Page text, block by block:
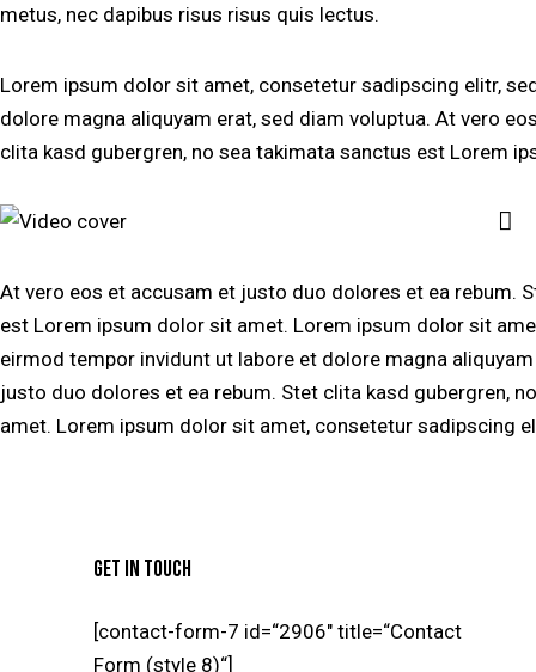
metus, nec dapibus risus risus quis lectus.
Lorem ipsum dolor sit amet, consetetur sadipscing elitr,
dolore magna aliquyam erat, sed diam voluptua. At vero
clita kasd gubergren, no sea takimata sanctus est Lorem
At vero eos et accusam et justo duo dolores et ea rebum.
est Lorem ipsum dolor sit amet. Lorem ipsum dolor sit
eirmod tempor invidunt ut labore et dolore magna
justo duo dolores et ea rebum. Stet clita kasd gubergren,
amet. Lorem ipsum dolor sit amet, consetetur sadipscing
GET IN TOUCH
[contact-form-7 id=“2906″ title=“Contact
Form (style 8)“]